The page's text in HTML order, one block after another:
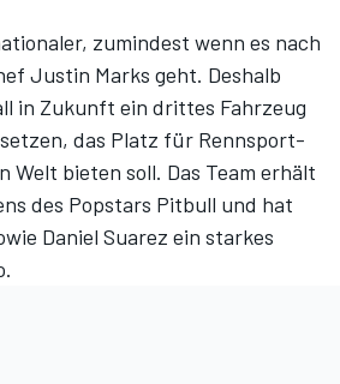
zumindest wenn es nach
Justin Marks geht. Deshalb
in Zukunft ein drittes Fahrzeug
das Platz für Rennsport-
Welt bieten soll. Das Team erhält
des Popstars Pitbull und hat
Daniel Suarez ein starkes